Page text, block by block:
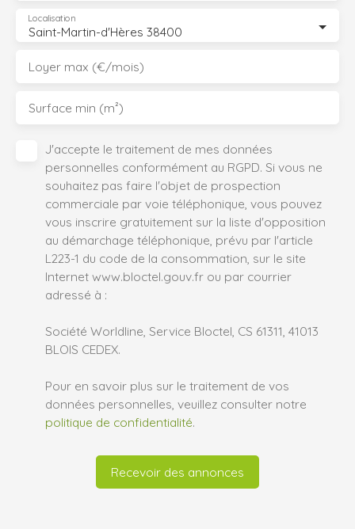
Saint-Martin-d'Hères 38400
Localisation
Loyer max (€/mois)
Surface min (m²)
J'accepte le traitement de mes données
personnelles conformément au RGPD. Si vous ne
souhaitez pas faire l'objet de prospection
commerciale par voie téléphonique, vous pouvez
vous inscrire gratuitement sur la liste d'opposition
au démarchage téléphonique, prévu par l'article
L223-1 du code de la consommation, sur le site
Internet www.bloctel.gouv.fr ou par courrier
adressé à :
Société Worldline, Service Bloctel, CS 61311, 41013
BLOIS CEDEX.
Pour en savoir plus sur le traitement de vos
données personnelles, veuillez consulter notre
politique de confidentialité.
Recevoir des annonces